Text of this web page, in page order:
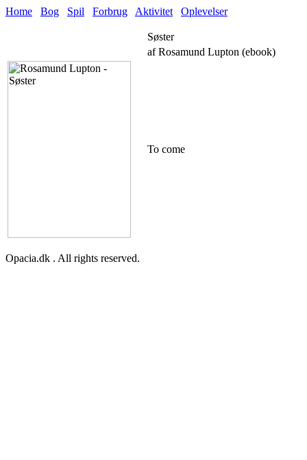
Home Bog Spil Forbrug Aktivitet Oplevelser
Søster
af Rosamund Lupton (ebook)
To come
Opacia.dk . All rights reserved.